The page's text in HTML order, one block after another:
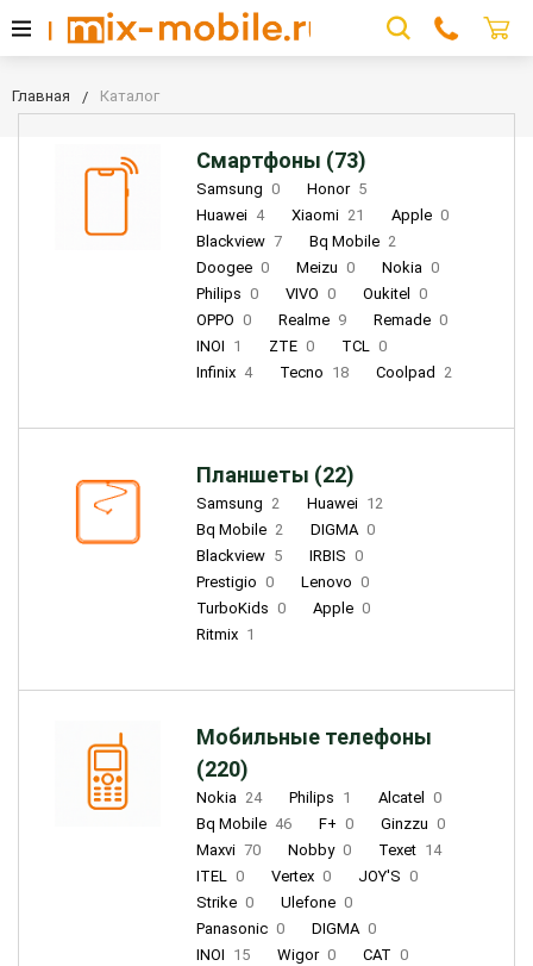
Главная Каталог
Смартфоны (73)
Samsung 0 Honor 5
Huawei 4 Xiaomi 21 Apple 0
Blackview 7 Bq Mobile 2
Doogee 0 Meizu 0 Nokia 0
Philips 0 VIVO 0 Oukitel
0
OPPO 0 Realme 9 Remade 0
INOI 1 ZTE 0 TCL 0
Infinix 4 Tecno 18 Coolpad 2
Планшеты (22)
Samsung 2 Huawei 12
Bq Mobile 2 DIGMA 0
Blackview 5 IRBIS 0
Prestigio 0 Lenovo 0
TurboKids 0 Apple 0
Ritmix 1
Мобильные телефоны
(220)
Nokia 24 Philips 1 Alcatel
0
Bq Mobile 46 F+ 0 Ginzzu 0
Maxvi 70 Nobby 0 Texet 14
ITEL 0 Vertex 0 JOY'S 0
Strike 0 Ulefone 0
Panasonic 0 DIGMA 0
INOI 15 Wigor 0 CAT 0